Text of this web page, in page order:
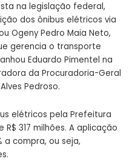
na legislação federal,
dos ônibus elétricos via
Ogeny Pedro Maia Neto,
gerencia o transporte
Eduardo Pimentel na
da Procuradoria-Geral
Pedroso.
elétricos pela Prefeitura
317 milhões. A aplicação
a compra, ou seja,